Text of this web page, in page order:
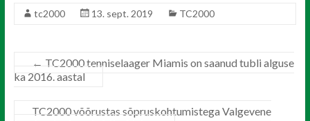
tc2000 13. sept. 2019 TC2000
← TC2000 tenniselaager Miamis on saanud tubli alguse
ka 2016. aastal
TC2000 võõrustas sõpruskohtumistega Valgevene